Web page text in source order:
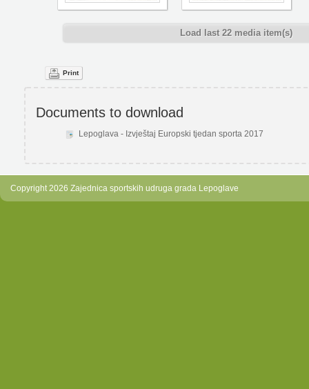
Load last 22 media item(s)
Print
Documents to download
Lepoglava - Izvještaj Europski tjedan sporta 2017
Copyright 2026 Zajednica sportskih udruga grada Lepoglave